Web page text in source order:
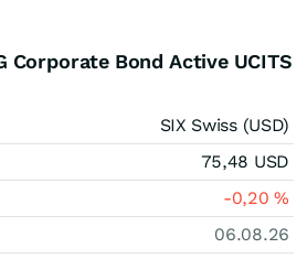
Corporate Bond Active UCITS
SIX Swiss (USD)
75,48 USD
-0,20%
06.08.26